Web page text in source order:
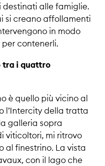
alle famiglie.
si creano affollamenti
in modo
contenerli.
tra i quattro
è quello più vicino al
l’Intercity della tratta
galleria sopra
viticoltori, mi ritrovo
al finestrino. La vista
con il lago che